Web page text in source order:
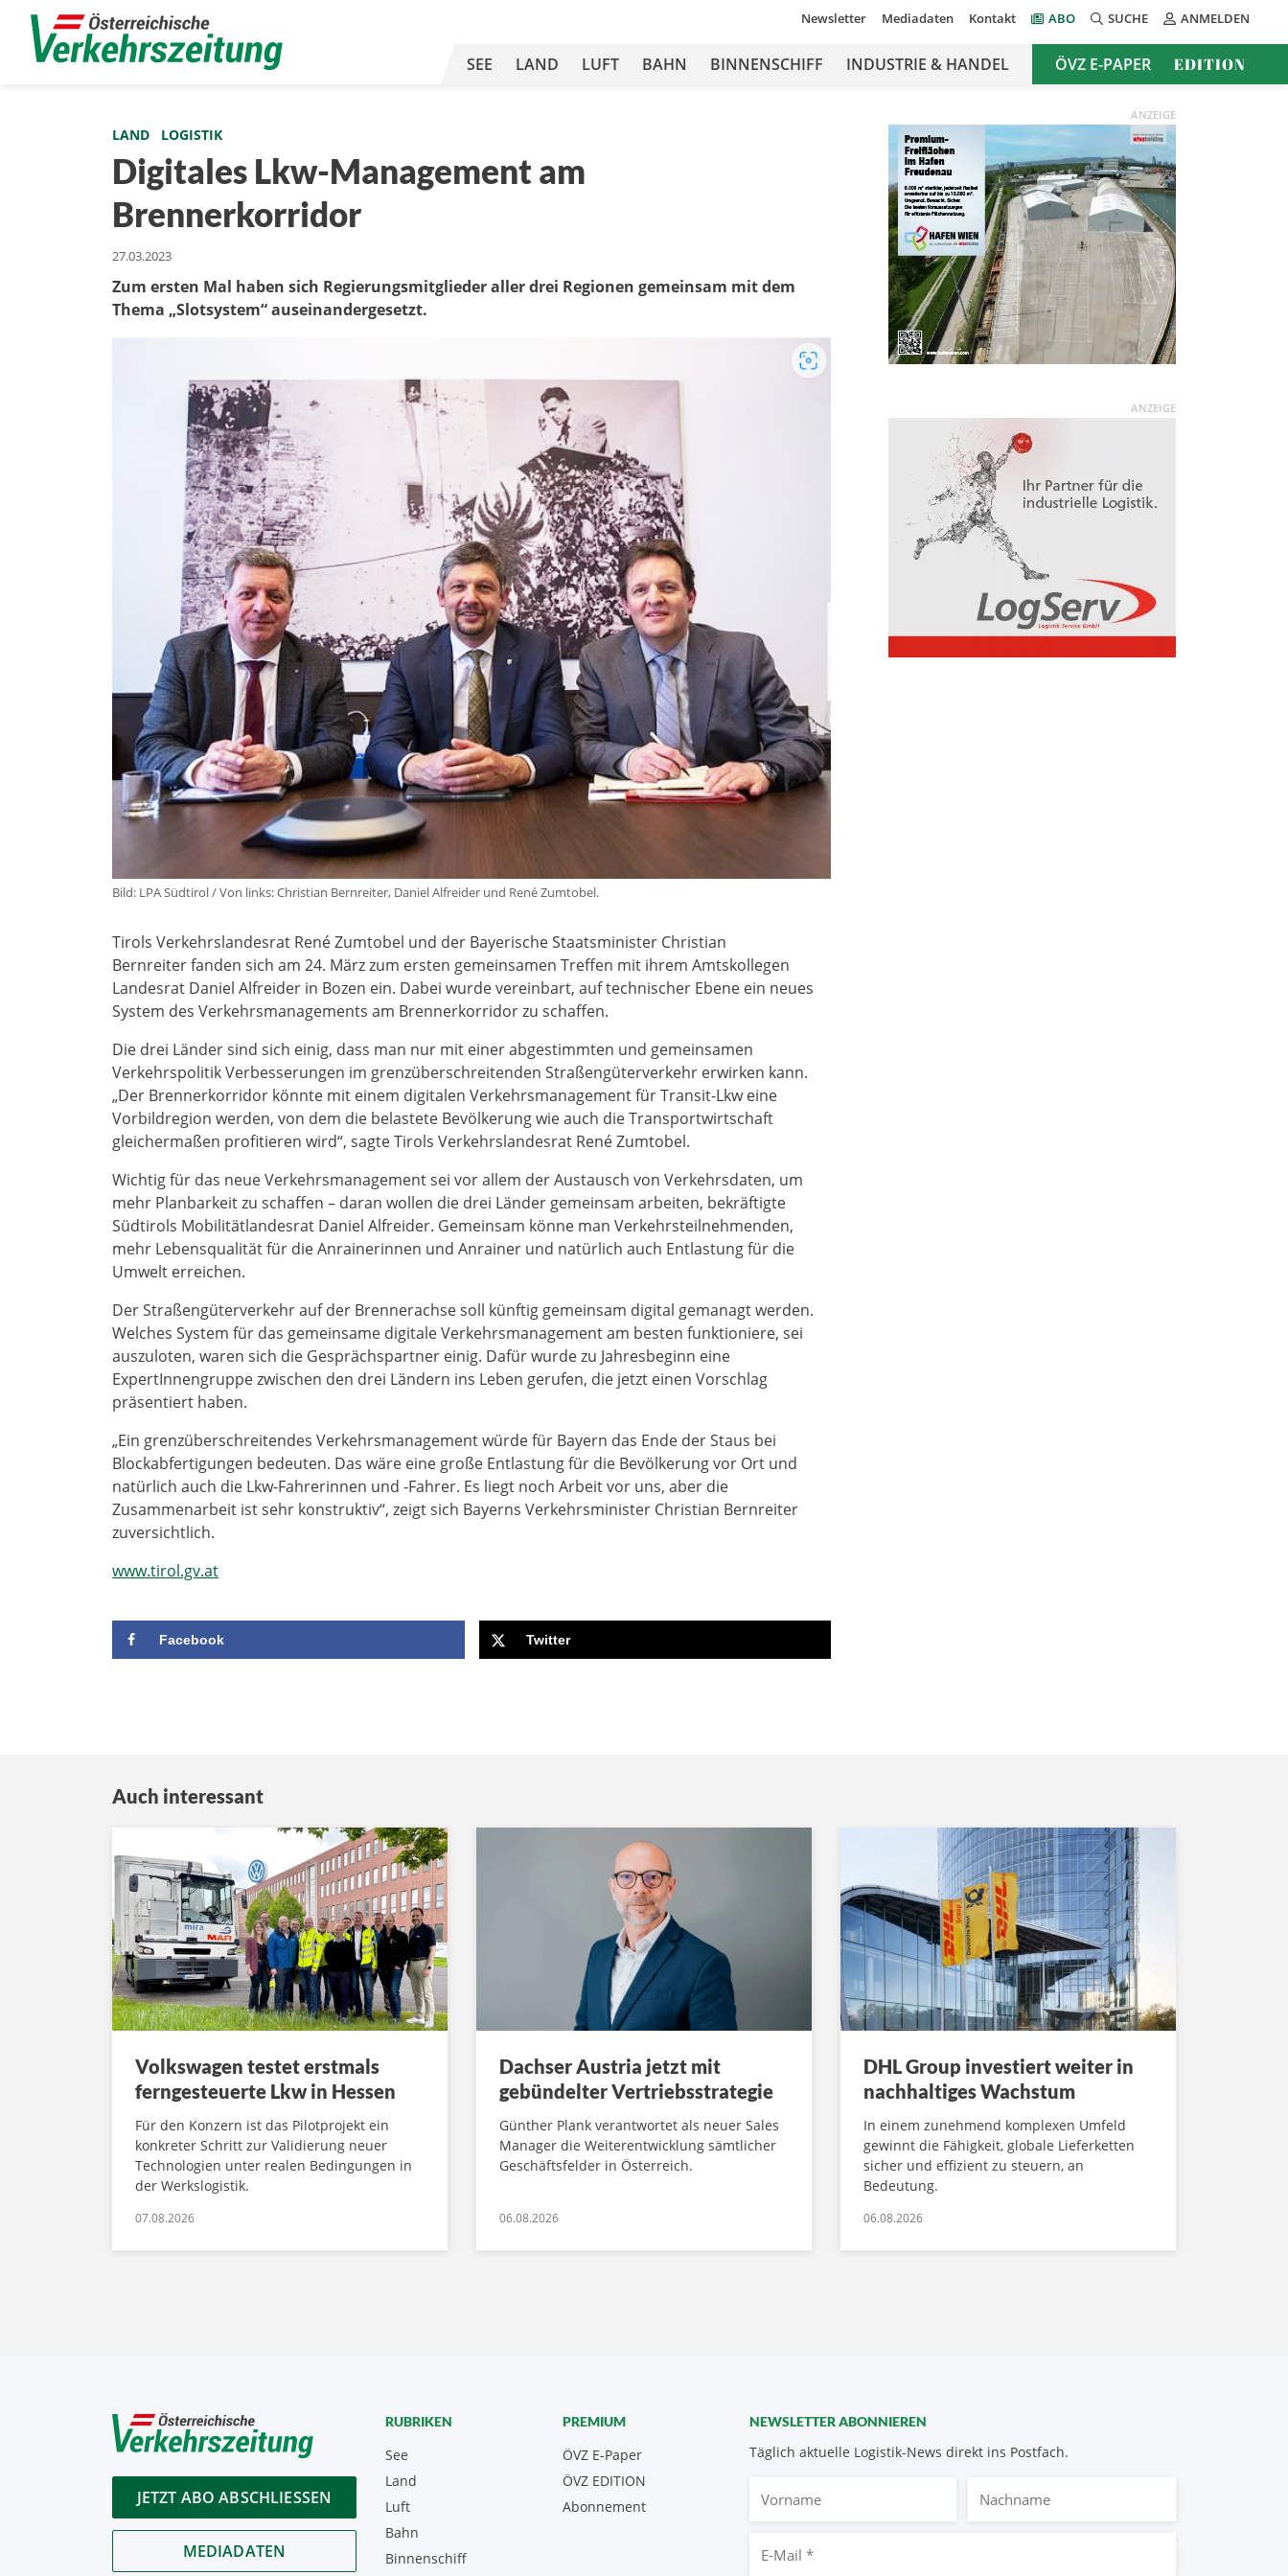
Newsletter Mediadaten Kontakt ABO SUCHE ANMELDEN
SEE LAND LUFT BAHN BINNENSCHIFF INDUSTRIE & HANDEL ÖVZ E-PAPER EDITION
LAND LOGISTIK
Digitales Lkw-Management am
Brennerkorridor
27.03.2023
Zum ersten Mal haben sich Regierungsmitglieder aller drei Regionen gemeinsam mit dem
Thema „Slotsystem“ auseinandergesetzt.
Bild: LPA Südtirol / Von links: Christian Bernreiter, Daniel Alfreider und René Zumtobel.
Tirols Verkehrslandesrat René Zumtobel und der Bayerische Staatsminister Christian
Bernreiter fanden sich am 24. März zum ersten gemeinsamen Treffen mit ihrem Amtskollegen
Landesrat Daniel Alfreider in Bozen ein. Dabei wurde vereinbart, auf technischer Ebene ein neues
System des Verkehrsmanagements am Brennerkorridor zu schaffen.
Die drei Länder sind sich einig, dass man nur mit einer abgestimmten und gemeinsamen
Verkehrspolitik Verbesserungen im grenzüberschreitenden Straßengüterverkehr erwirken kann.
„Der Brennerkorridor könnte mit einem digitalen Verkehrsmanagement für Transit-Lkw eine
Vorbildregion werden, von dem die belastete Bevölkerung wie auch die Transportwirtschaft
gleichermaßen profitieren wird“, sagte Tirols Verkehrslandesrat René Zumtobel.
Wichtig für das neue Verkehrsmanagement sei vor allem der Austausch von Verkehrsdaten, um
mehr Planbarkeit zu schaffen – daran wollen die drei Länder gemeinsam arbeiten, bekräftigte
Südtirols Mobilitätlandesrat Daniel Alfreider. Gemeinsam könne man Verkehrsteilnehmenden,
mehr Lebensqualität für die Anrainerinnen und Anrainer und natürlich auch Entlastung für die
Umwelt erreichen.
Der Straßengüterverkehr auf der Brennerachse soll künftig gemeinsam digital gemanagt werden.
Welches System für das gemeinsame digitale Verkehrsmanagement am besten funktioniere, sei
auszuloten, waren sich die Gesprächspartner einig. Dafür wurde zu Jahresbeginn eine
ExpertInnengruppe zwischen den drei Ländern ins Leben gerufen, die jetzt einen Vorschlag
präsentiert haben.
„Ein grenzüberschreitendes Verkehrsmanagement würde für Bayern das Ende der Staus bei
Blockabfertigungen bedeuten. Das wäre eine große Entlastung für die Bevölkerung vor Ort und
natürlich auch die Lkw-Fahrerinnen und -Fahrer. Es liegt noch Arbeit vor uns, aber die
Zusammenarbeit ist sehr konstruktiv“, zeigt sich Bayerns Verkehrsminister Christian Bernreiter
zuversichtlich.
www.tirol.gv.at
Facebook Twitter
ANZEIGE
ANZEIGE
Auch interessant
Volkswagen testet erstmals
ferngesteuerte Lkw in Hessen
Für den Konzern ist das Pilotprojekt ein
konkreter Schritt zur Validierung neuer
Technologien unter realen Bedingungen in
der Werkslogistik.
07.08.2026
Dachser Austria jetzt mit
gebündelter Vertriebsstrategie
Günther Plank verantwortet als neuer Sales
Manager die Weiterentwicklung sämtlicher
Geschäftsfelder in Österreich.
06.08.2026
DHL Group investiert weiter in
nachhaltiges Wachstum
In einem zunehmend komplexen Umfeld
gewinnt die Fähigkeit, globale Lieferketten
sicher und effizient zu steuern, an
Bedeutung.
06.08.2026
JETZT ABO ABSCHLIESSEN
MEDIADATEN
NEWSLETTER ABONNIEREN
Täglich aktuelle Logistik-News direkt ins Postfach.
Mail
RUBRIKEN
See
Land
Luft
Bahn
Binnenschiff
PREMIUM
ÖVZ E-Paper
Abonnement
ÖVZ EDITION